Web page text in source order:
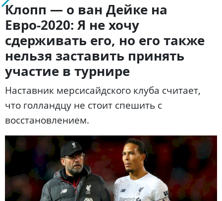
Клопп — о ван Дейке на
Евро-2020: Я не хочу
сдерживать его, но его также
нельзя заставить принять
участие в турнире
Наставник мерсисайдского клуба считает,
что голландцу не стоит спешить с
восстановлением.